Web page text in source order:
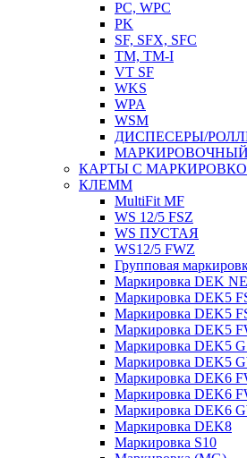
PC, WРС
PK
SF, SFX, SFC
TM, TM-I
VT SF
WKS
WPA
WSM
ДИСПЕСЕРЫ/
КАРТЫ С
КЛЕММ
MultiFit MF
WS 12/5 FSZ
WS ПУСТАЯ
WS12/5 FWZ
Групповая
Маркировка DEK
Маркировка DEK5
Маркировка DEK5
Маркировка DEK5
Маркировка DEK5
Маркировка DEK5
Маркировка DEK6
Маркировка DEK6
Маркировка DEK6
Маркировка DEK8
Маркировка S10